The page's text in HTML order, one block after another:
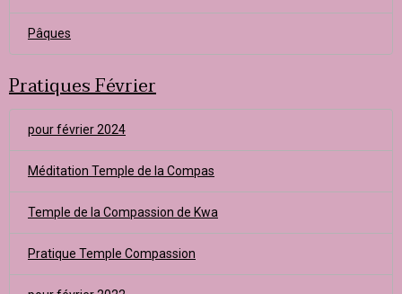
Pâques
Pratiques Février
pour février 2024
Méditation Temple de la Compas
Temple de la Compassion de Kwa
Pratique Temple Compassion